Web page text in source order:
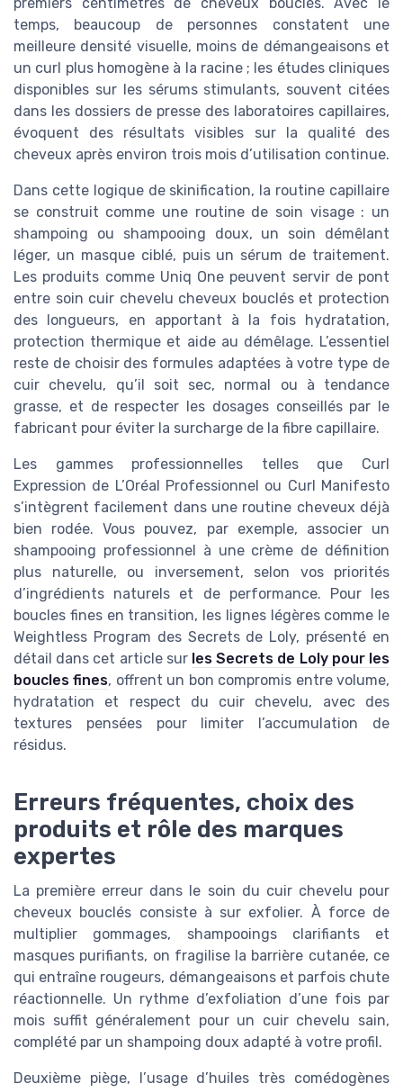
temps, beaucoup de personnes constatent une
meilleure densité visuelle, moins de démangeaisons et
un curl plus homogène à la racine ; les études cliniques
disponibles sur les sérums stimulants, souvent citées
dans les dossiers de presse des laboratoires capillaires,
évoquent des résultats visibles sur la qualité des
cheveux après environ trois mois d’utilisation continue.
Dans cette logique de skinification, la routine capillaire
se construit comme une routine de soin visage : un
shampoing ou shampooing doux, un soin démêlant
léger, un masque ciblé, puis un sérum de traitement.
Les produits comme Uniq One peuvent servir de pont
entre soin cuir chevelu cheveux bouclés et protection
des longueurs, en apportant à la fois hydratation,
protection thermique et aide au démêlage. L’essentiel
reste de choisir des formules adaptées à votre type de
cuir chevelu, qu’il soit sec, normal ou à tendance
grasse, et de respecter les dosages conseillés par le
fabricant pour éviter la surcharge de la fibre capillaire.
Les gammes professionnelles telles que Curl
Expression de L’Oréal Professionnel ou Curl Manifesto
s’intègrent facilement dans une routine cheveux déjà
bien rodée. Vous pouvez, par exemple, associer un
shampooing professionnel à une crème de définition
plus naturelle, ou inversement, selon vos priorités
d’ingrédients naturels et de performance. Pour les
boucles fines en transition, les lignes légères comme le
Weightless Program des Secrets de Loly, présenté en
détail dans cet article sur les Secrets de Loly pour les
boucles fines, offrent un bon compromis entre volume,
hydratation et respect du cuir chevelu, avec des
textures pensées pour limiter l’accumulation de
résidus.
Erreurs fréquentes, choix des
produits et rôle des marques
expertes
La première erreur dans le soin du cuir chevelu pour
cheveux bouclés consiste à sur exfolier. À force de
multiplier gommages, shampooings clarifiants et
masques purifiants, on fragilise la barrière cutanée, ce
qui entraîne rougeurs, démangeaisons et parfois chute
réactionnelle. Un rythme d’exfoliation d’une fois par
mois suffit généralement pour un cuir chevelu sain,
complété par un shampoing doux adapté à votre profil.
Deuxième piège, l’usage d’huiles très comédogènes